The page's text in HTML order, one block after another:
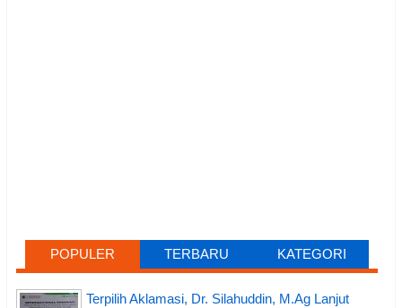
POPULER TERBARU KATEGORI
Terpilih Aklamasi, Dr. Silahuddin, M.Ag Lanjut